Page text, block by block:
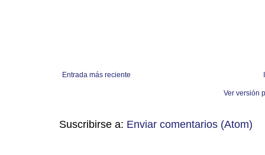
Entrada más reciente
Ver versión
Suscribirse a: Enviar comentarios (Atom)